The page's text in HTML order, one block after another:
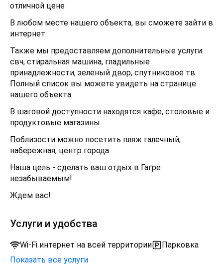
отличной цене
В любом месте нашего объекта, вы сможете зайти в
интернет.
Также мы предоставляем дополнительные услуги:
свч, стиральная машина, гладильные
принадлежности, зеленый двор, спутниковое тв.
Полный список вы можете увидеть на странице
нашего объекта.
В шаговой доступности находятся кафе, столовые и
продуктовые магазины.
Поблизости можно посетить пляж галечный,
набережная, центр города
Наша цель - сделать ваш отдых в Гагре
незабываемым!
Ждем вас!
Услуги и удобства
Wi-Fi интернет на всей территории
Парковка
Показать все услуги